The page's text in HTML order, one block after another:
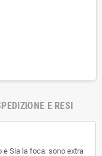
E RESI
e Sia la foca: sono extra